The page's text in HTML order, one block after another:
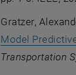
Gratzer,
Model
Transportation